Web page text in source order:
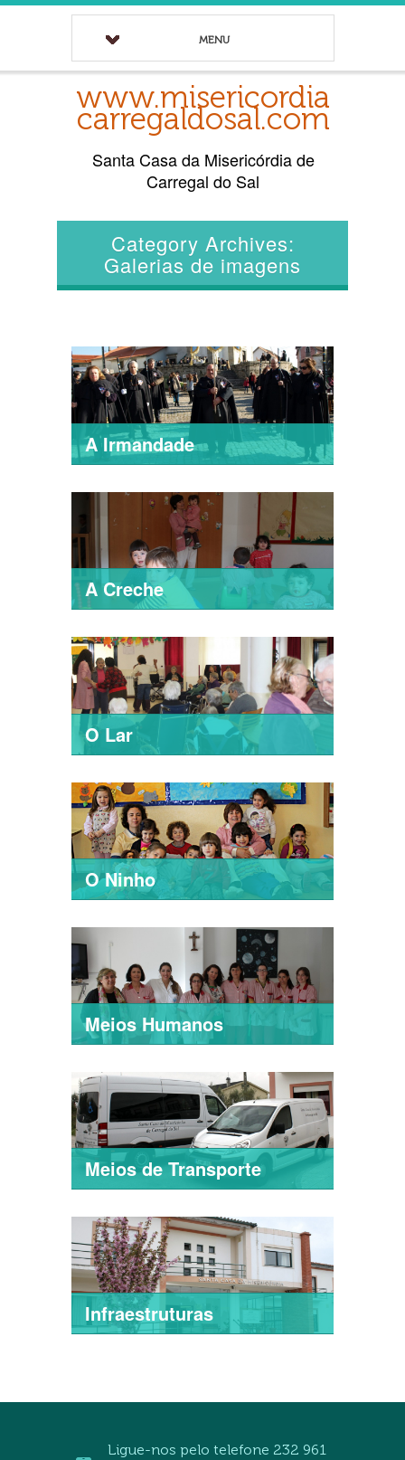
MENU
www.misericordia
carregaldosal.com
Santa Casa da Misericórdia de
Carregal do Sal
Category Archives:
Galerias de imagens
A Irmandade
A Creche
O Lar
O Ninho
Meios Humanos
Meios de Transporte
Infraestruturas
Ligue-nos pelo telefone 232 961